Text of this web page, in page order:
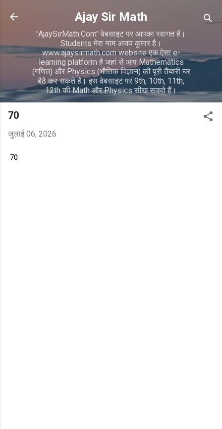
सीधे मुख्य सामग्री पर जाएं
Ajay Sir Math
"AjaySirMath.Com" वेबसाइट पर आपका स्वागत है।
Students मेरा नाम अजय कुमार है।
www.ajaysirmath.com website एक ऐसा e-
learning platform है जहां से आप Mathematics
(गणित) और Physics (भौतिक विज्ञान) की पूरी तैयारी घर
बैठे कर सकते हैं। इस वेबसाइट पर 9th, 10th, 11th,
12th की Math और Physics सीख सकते हैं।
70
जुलाई 06, 2026
70